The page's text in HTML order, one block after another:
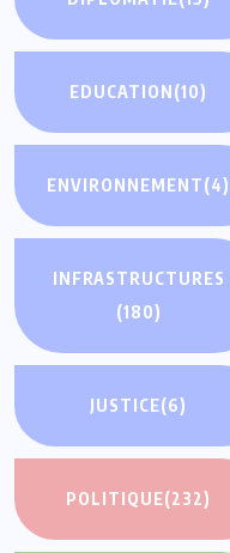
EDUCATION(10)
ENVIRONNEMENT(4)
INFRASTRUCTURES
(180)
JUSTICE(6)
POLITIQUE(232)